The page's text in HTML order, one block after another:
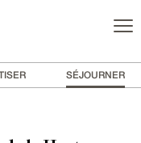
SÉJOURNER